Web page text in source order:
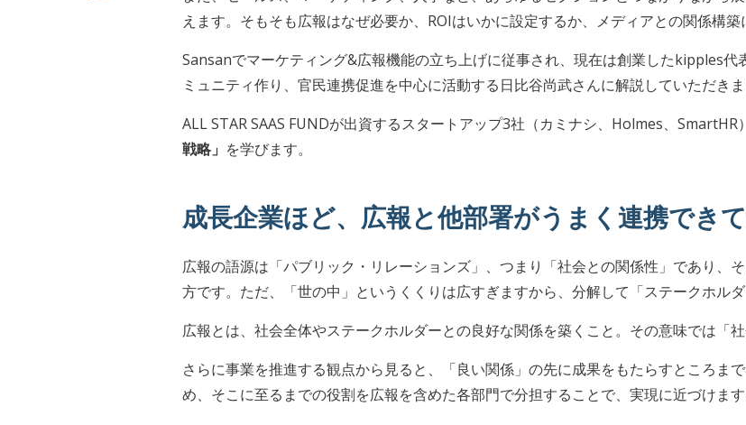
えます。そもそも広報はなぜ必要か、ROIはいかに設定するか、メディアとの関係構築
Sansanでマーケティング&広報機能の立ち上げに従事され、現在は創業したkipples
ミュニティ作り、官民連携促進を中心に活動する日比谷尚武さんに解説していただきま
ALL STAR SAAS FUNDが出資するスタートアップ3社（カミナシ、Holmes、SmartHR
戦略」 を学びます。
成長企業ほど、広報と他部署がうまく連携でき
広報の語源は「パブリック・リレーションズ」、つまり「社会との関係性」であり、
方です。ただ、「世の中」というくくりは広すぎますから、分解して「ステークホル
広報とは、社会全体やステークホルダーとの良好な関係を築くこと。その意味では「
さらに事業を推進する観点から見ると、「良い関係」の先に成果をもたらすところま
め、そこに至るまでの役割を広報を含めた各部門で分担することで、実現に近づけま